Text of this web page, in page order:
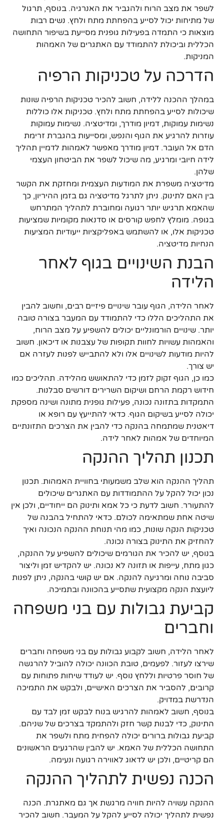
לשפר את מצב הרוח ולהגביר את האנרגיה. בנוסף, תרגול
של מתיחות יכול לסייע בהפחתת מתח ולחץ. נשים רבות
מוצאות כי התמדה בפעילות גופנית מסייעת בשיפור התחושה
הכללית וביכולת להתמודד עם האתגרים של האמהות
המניקות.
הדרכה על טכניקות הרפיה
במהלך ההכנה ללידה, חשוב להכיר טכניקות הרפיה שונות
שיכולות לסייע בהפחתת מתח ולחץ. טכניקות אלו כוללות
נשימות עמוקות, דמיון מודרך, ומדיטציה. נשימות עמוקות
עוזרות להרגיע את הגוף והנפש, ומסייעות בהגברת זרימת
הדם אל העובר. דמיון מודרך מאפשר לאמהות לדמיין תהליך
לידה חיובי ומרגיע, מה שיכול לשפר את הביטחון העצמי
שלהן.
מדיטציה משפרת את המודעות העצמית ומחזקת את הקשר
בין האם לתינוק. ניתן לתרגל מדיטציה גם בזמן ההיריון, כך
שהאמא תרגיש יותר רגועה ומחוברת לתהליך המתרחש
בגופה. מומלץ לחפש קורסים או סדנאות מקומיות שמציעות
טכניקות אלו, או להשתמש באפליקציות ייעודיות המציעות
הנחיות מדיטציה.
הבנת השינויים בגוף לאחר
הלידה
לאחר הלידה, הגוף עובר שינויים פיזיים רבים, וחשוב להבין
את התהליכים הללו כדי להתמודד עם המעבר בצורה טובה
יותר. שינויים הורמונליים יכולים להשפיע על מצב הרוח,
והאמהות עשויות לחוות תקופות של עצבנות או דיכאון. חשוב
להיות מודעות לשינויים אלו ולא להתבייש לפנות לעזרה אם
יש צורך.
כמו כן, הגוף זקוק לזמן כדי להתאושש מהלידה. תהליכים כמו
חידוש רקמת הרחם ושיקום השרירים דורשים סבלנות.
התמקדות בתזונה נכונה, פעילות גופנית מתונה ושינה מספקת
יכולה לסייע בשיקום הגוף. כדאי להתייעץ עם רופא או
דיאטנית שמתמחה בהנקה כדי להבין את הצרכים התזונתיים
המיוחדים של אמהות לאחר לידה.
תכנון תהליך ההנקה
תהליך ההנקה הוא שלב משמעותי בחוויית האמהות. תכנון
נכון יכול להקל על ההתמודדות עם האתגרים שיכולים
להתעורר. חשוב לדעת כי כל אמא ותינוק הם ייחודיים, ולכן אין
שיטה אחת שמתאימה לכולם. כדאי להתחיל בהבנה של
טכניקות הנקה שונות, כמו מהי תנוחת ההנקה הנכונה ואיך
להחזיק את התינוק בצורה נכונה.
בנוסף, יש להכיר את הגורמים שיכולים להשפיע על ההנקה,
כגון מתח, עייפות או תזונה לא נכונה. יש להקדיש זמן וליצור
סביבה נוחה ומרגיעה להנקה. אם יש קושי בהנקה, ניתן לפנות
ליועצת הנקה מקצועית שתסייע בהכוונה ובתמיכה.
קביעת גבולות עם בני משפחה
וחברים
לאחר הלידה, חשוב לקבוע גבולות עם בני משפחה וחברים
שירצו לעזור. לפעמים, טובת הכוונה יכולה להוביל להרגשה
של חוסר פרטיות וללחץ נוסף. יש לעודד שיחות פתוחות עם
קרובים, להסביר את הצרכים האישיים, ולבקש את התמיכה
הנדרשת במדויק.
בנוסף, חשוב לאמהות להרגיש בנוח לבקש זמן לבד עם
התינוק, כדי לבנות קשר חזק ולהתמקד בצרכים של שניהם.
קביעת גבולות ברורים יכולה להפחית מתח ולשפר את
התחושה הכללית של האמא. יש להבין שהרגעים הראשונים
הם קריטיים, ולכן יש לדאוג לאווירה רגועה ונעימה.
הכנה נפשית לתהליך ההנקה
ההנקה עשויה להיות חוויה מרגשת אך גם מאתגרת. הכנה
נפשית לתהליך יכולה לסייע להקל על המעבר. חשוב להכיר